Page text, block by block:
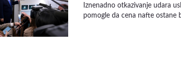
Iznenadno otkazivanje udara
pomogle da cena nafte ostane